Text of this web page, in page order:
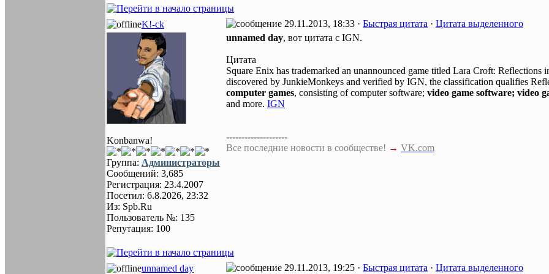
K!-ck 29.11.2013, 18:33 · Быстрая цитата · Цитата выделенного
Konbanwa!
Группа: Администраторы
Сообщений: 3,685
Регистрация: 23.4.2007
Посетил: 6.8.2026, 23:32
Из: Spb.Ru
Пользователь №: 135
Репутация: 100
unnamed day, вот цитата с IGN.
Цитата
Square Enix has trademarked an unannounced game titled Lara Croft: Reflections
discovered by JunkieMonkeys and verified by IGN, the classification qualifies
computer games, consisting of computer software; video game software; video
and more. IGN
--------------------
Все последние новости в сообществе! → VK.com
unnamed day 29.11.2013, 19:25 · Быстрая цитата · Цитата выделенного